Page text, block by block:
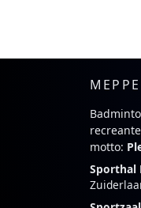
motto:
Sporthal